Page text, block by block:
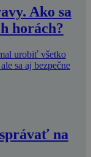
Ako sa
horách?
urobiť všetko
sa aj bezpečne
na